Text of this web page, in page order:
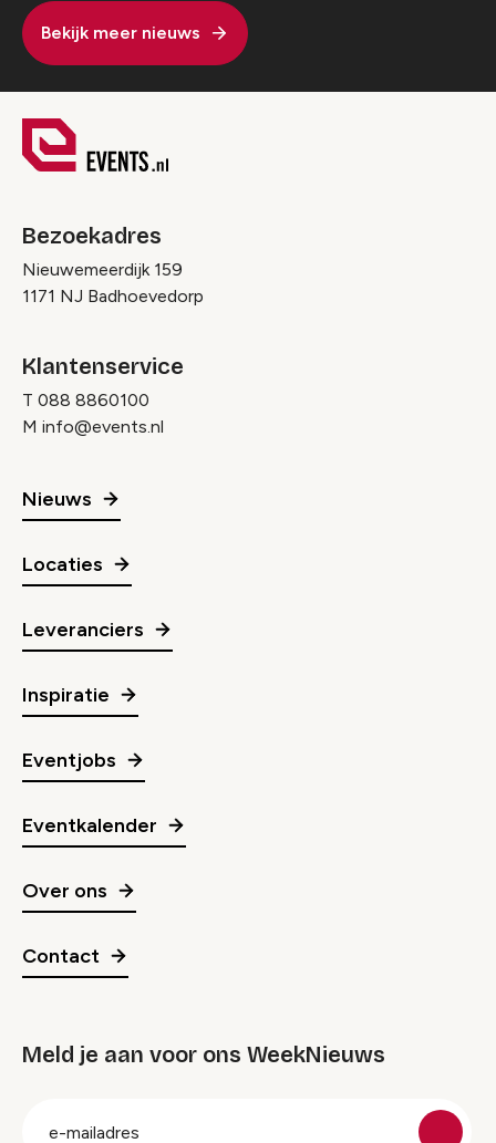
Bekijk meer nieuws
Bezoekadres
Nieuwemeerdijk 159
1171 NJ Badhoevedorp
Klantenservice
T 088 8860100
M info@events.nl
Nieuws
Locaties
Leveranciers
Inspiratie
Eventjobs
Eventkalender
Over ons
Contact
Meld je aan voor ons WeekNieuws